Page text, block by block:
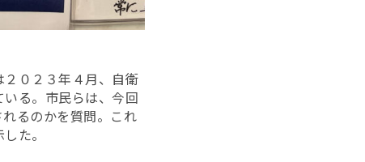
０２３年４月、自衛
る。市民らは、今回
るのかを質問。これ
た。